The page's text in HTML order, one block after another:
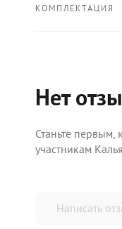
КОМПЛЕКТАЦИЯ
Нет
Станьте первым,
участникам
Написать